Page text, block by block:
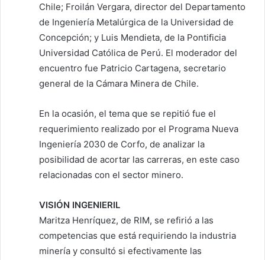
Chile; Froilán Vergara, director del Departamento
de Ingeniería Metalúrgica de la Universidad de
Concepción; y Luis Mendieta, de la Pontificia
Universidad Católica de Perú. El moderador del
encuentro fue Patricio Cartagena, secretario
general de la Cámara Minera de Chile.
En la ocasión, el tema que se repitió fue el
requerimiento realizado por el Programa Nueva
Ingeniería 2030 de Corfo, de analizar la
posibilidad de acortar las carreras, en este caso
relacionadas con el sector minero.
VISIÓN INGENIERIL
Maritza Henríquez, de RIM, se refirió a las
competencias que está requiriendo la industria
minería y consultó si efectivamente las